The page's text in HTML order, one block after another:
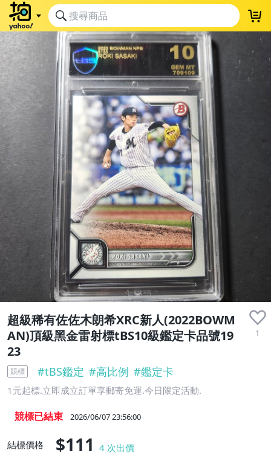
超級稀有佐佐木朗希XRC新人(2022BOWM
AN)頂級黑金雷射標tBS10級鑑定卡品號19
23
1
競標 #tBS鑑定 #高比例 #鑑定卡
1元起標.立即成立訂單享郵寄免運.今日限定活動.
競標已結束 2026/06/07 23:56:00
結標價格 $111 4 次出價